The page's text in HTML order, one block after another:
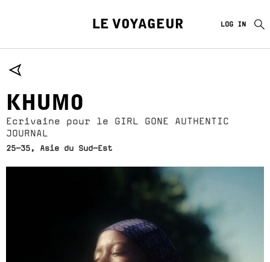
LE VOYAGEUR LOG IN
KHUMO
Ecrivaine pour le GIRL GONE AUTHENTIC
JOURNAL
25-35, Asie du Sud-Est